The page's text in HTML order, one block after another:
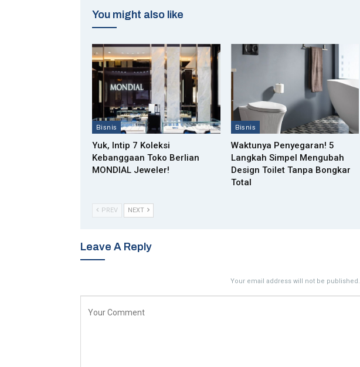
You might also like
Bisnis
Yuk, Intip 7 Koleksi
Kebanggaan Toko Berlian
MONDIAL Jeweler!
Bisnis
Waktunya Penyegaran! 5
Langkah Simpel Mengubah
Design Toilet Tanpa Bongkar
Total
PREV NEXT
Leave A Reply
Your email address will not be published.